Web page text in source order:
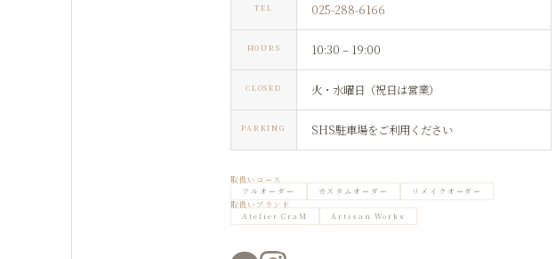
TEL 025-288-6166
HOURS 10:30 – 19:00
CLOSED 火・水曜日（祝日は営業）
PARKING SHS駐車場をご利用ください
取扱いコース
フルオーダー カスタムオーダー リメイクオーダー
取扱いブランド
Atelier CraM Artisan Works